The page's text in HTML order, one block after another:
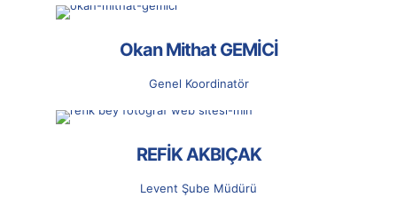
Okan Mithat GEMİCİ
Genel Koordinatör
REFİK AKBIÇAK
Levent Şube Müdürü